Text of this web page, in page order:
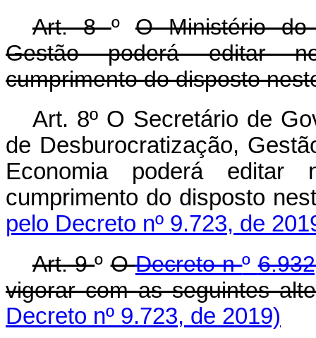
Art. 8ºO Ministério do
Gestão poderá editar
cumprimento do disposto
Art. 8º O Secretário de
de Desburocratização,
Economia poderá editar
cumprimento do
pelo Decreto nº 9.723, de
Art. 9ºODecreto nº
vigorar com as seguintes
Decreto nº 9.723, de 2019)